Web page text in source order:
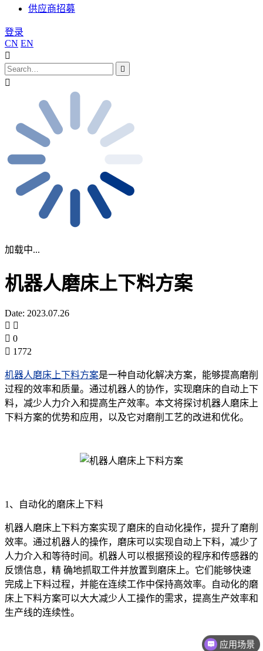
供应商招募
登录
CN EN
加载中...
机器人磨床上下料方案
Date: 2023.07.26
0
1772
机器人磨床上下料方案是一种自动化解决方案，能够提高磨削
过程的效率和质量。通过机器人的协作，实现磨床的自动上下
料，减少人力介入和提高生产效率。本文将探讨机器人磨床上
下料方案的优势和应用，以及它对磨削工艺的改进和优化。
1、自动化的磨床上下料
机器人磨床上下料方案实现了磨床的自动化操作，提升了磨削
效率。通过机器人的操作，磨床可以实现自动上下料，减少了
人力介入和等待时间。机器人可以根据预设的程序和传感器的
反馈信息，精 确地抓取工件并放置到磨床上。它们能够快速
完成上下料过程，并能在连续工作中保持高效率。自动化的磨
床上下料方案可以大大减少人工操作的需求，提高生产效率和
生产线的连续性。
价格咨询